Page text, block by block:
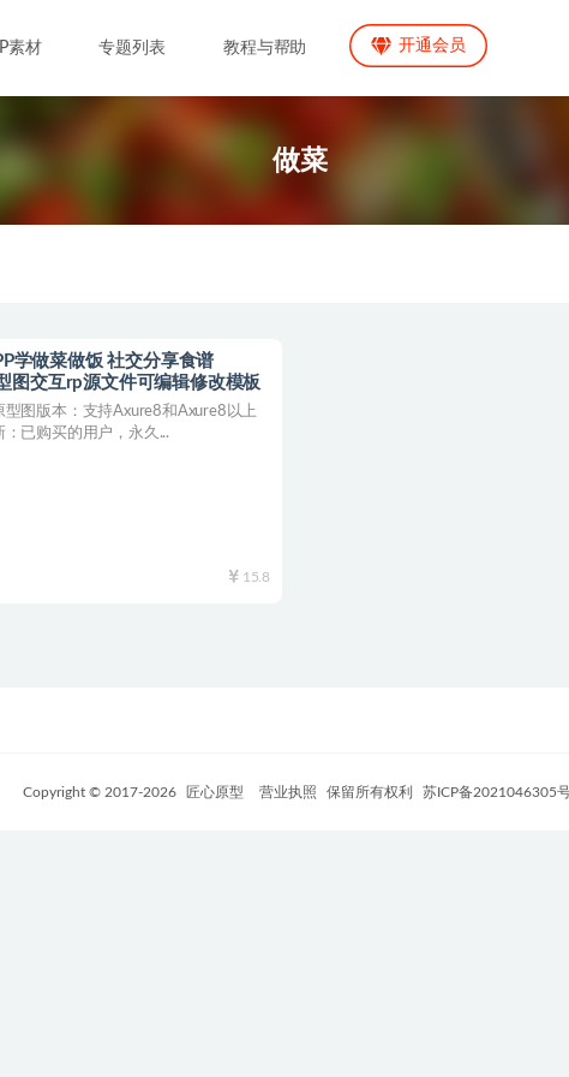
素材 专题列表 教程与帮助 开通会员
做菜
学做菜做饭 社交分享食谱
图交互rp源文件可编辑修改模板
型图版本：支持Axure8和Axure8以上
：已购买的用户，永久...
15.8
Copyright © 2017-2026 匠心原型 营业执照 保留所有权利 苏ICP备2021046305